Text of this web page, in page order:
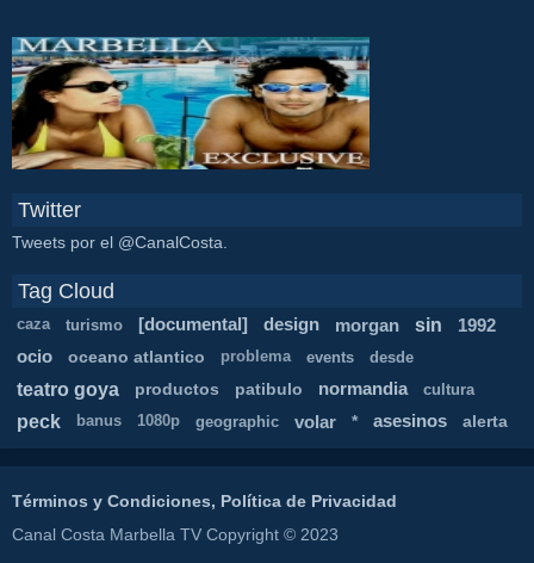
Twitter
Tweets por el @CanalCosta.
Tag Cloud
caza turismo [documental] design morgan sin 1992
ocio oceano atlantico problema events desde
teatro goya productos patibulo normandia cultura
peck banus 1080p geographic volar * asesinos alerta
Términos y Condiciones, Política de Privacidad
Canal Costa Marbella TV Copyright © 2023